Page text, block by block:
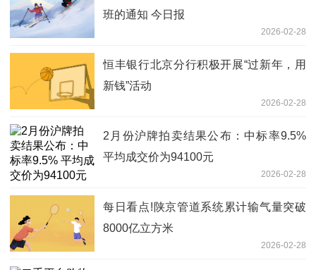
班的通知 今日报
2026-02-28
恒丰银行北京分行积极开展“过新年，用
新钱”活动
2026-02-28
2月份沪牌拍卖结果公布：中标率9.5%
平均成交价为94100元
2026-02-28
每日看点!陕京管道系统累计输气量突破
8000亿立方米
2026-02-28